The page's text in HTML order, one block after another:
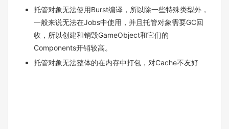
托管对象无法使用Burst编译，所以除一些特殊类型外，
一般来说无法在Jobs中使用，并且托管对象需要GC回
收，所以创建和销毁GameObject和它们的
Components开销较高。
托管对象无法整体的在内存中打包，对Cache不友好